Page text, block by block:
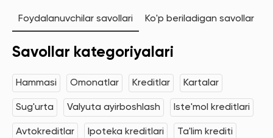
Foydalanuvchilar savollari Ko'p beriladigan savollar
Savollar kategoriyalari
Hammasi Omonatlar Kreditlar Kartalar
Sug'urta Valyuta ayirboshlash Iste'mol kreditlari
Avtokreditlar Ipoteka kreditlari Ta'lim krediti